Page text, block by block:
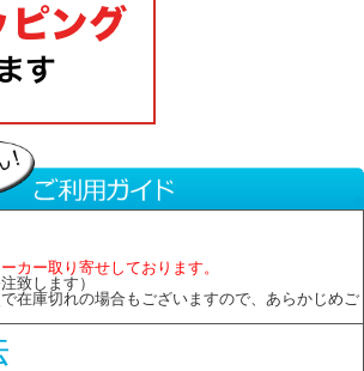
ーカー取り寄せしております。
致します）
在庫切れの場合もございますので、あらかじめご